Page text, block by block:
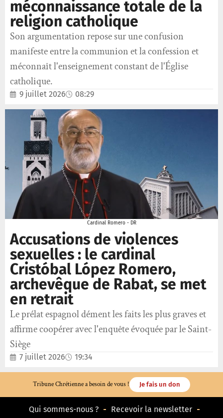
méconnaissance totale de la
religion catholique
Son argumentation repose sur une confusion
manifeste entre la communion et la confession et
méconnaît l'enseignement constant de l'Église
catholique.
9 juillet 2026 08:29
Cardinal Romero - DR
Accusations de violences
sexuelles : le cardinal
Cristóbal López Romero,
archevêque de Rabat, se met
en retrait
Le prélat espagnol dément les faits les plus graves et
affirme coopérer avec l'enquête évoquée par le Saint-
Siège
7 juillet 2026 19:34
Tribune Chrétienne a besoin de vous ! Je fais un don
Qui sommes-nous ? Recevoir la newsletter